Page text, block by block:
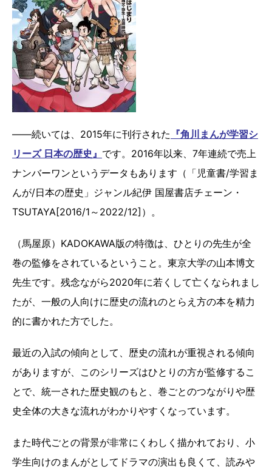
――続いては、2015年に刊行された 『角川まんが学習シ
リーズ 日本の歴史』 です。2016年以来、7年連続で売上
ナンバーワンというデータもあります（「児童書/学習ま
んが/日本の歴史」ジャンル紀伊 国屋書店チェーン・
TSUTAYA[2016/1～2022/12]）。
（馬屋原）KADOKAWA版の特徴は、ひとりの先生が全
巻の監修をされているということ。東京大学の山本博文
先生です。残念ながら2020年に若くして亡くなられまし
たが、一般の人向けに歴史の流れのとらえ方の本を精力
的に書かれた方でした。
最近の入試の傾向として、歴史の流れが重視される傾向
がありますが、このシリーズはひとりの方が監修するこ
とで、統一された歴史観のもと、巻ごとのつながりや歴
史全体の大きな流れがわかりやすくなっています。
また時代ごとの背景が非常にくわしく描かれており、小
学生向けのまんがとしてドラマの演出も良くて、読みや